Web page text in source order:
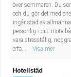
över sommaren. Du
och du gör det med
ingår städ av
personlig i ditt möte
vara stresstålig,
erfa...
Visa mer
Hotellstäd